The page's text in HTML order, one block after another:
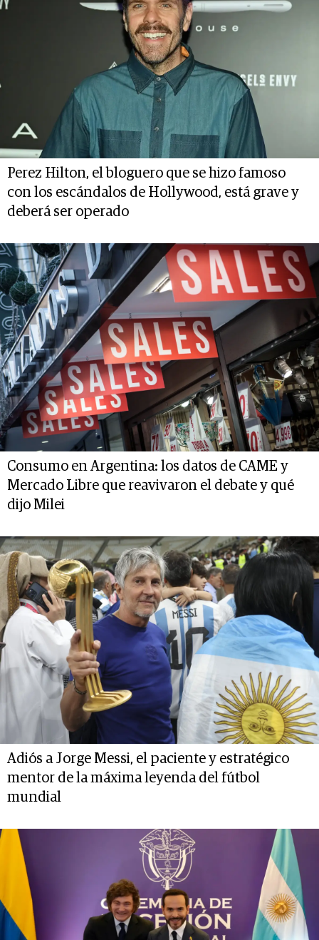
Perez Hilton, el bloguero que se hizo famoso
con los escándalos de Hollywood, está grave y
deberá ser operado
Consumo en Argentina: los datos de CAME y
Mercado Libre que reavivaron el debate y qué
dijo Milei
Adiós a Jorge Messi, el paciente y estratégico
mentor de la máxima leyenda del fútbol
mundial